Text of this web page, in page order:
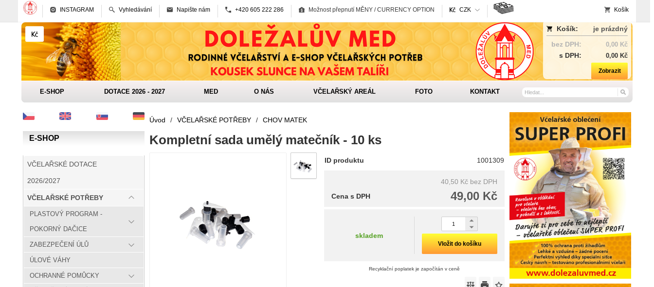
INSTAGRAM Vyhledávání Napište nám +420 605 222 286 Možnost přepnutí MĚNY / CURRENCY OPTION CZK Košík
Košík:
je prázdný
bez DPH:
0,00 Kč
s DPH: 0,00 Kč
Zobrazit
E-SHOP DOTACE 2026 - 2027 MED O NÁS VČELAŘSKÝ AREÁL FOTO KONTAKT
E-SHOP
VČELAŘSKÉ DOTACE
2026/2027
VČELAŘSKÉ POTŘEBY
PLASTOVÝ PROGRAM -
POKORNÝ DAČICE
ZABEZPEČENÍ ÚLŮ
ÚLOVÉ VÁHY
OCHRANNÉ POMŮCKY
Úvod / VČELAŘSKÉ POTŘEBY / CHOV MATEK
Kompletní sada umělý matečník - 10 ks
ID produktu 1001309
40,50 Kč bez DPH
49,00 Kč
Cena s DPH
skladem
Vložit do košíku
Recyklační poplatek je započítán v ceně